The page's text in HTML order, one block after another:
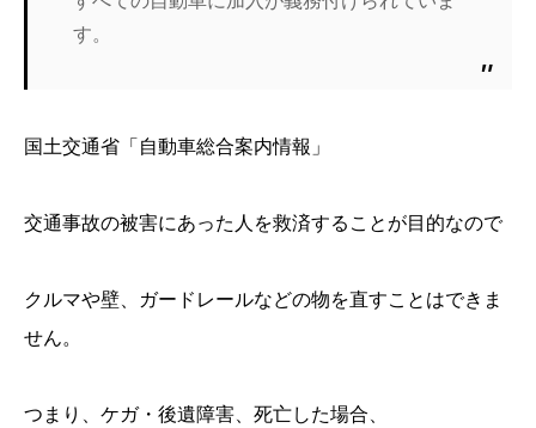
す。
国土交通省「 自動車総合案内情報 」
交通事故の被害にあった人を救済することが目的なので
クルマや壁、ガードレールなどの物を直すことはできま
せん。
つまり、ケガ・後遺障害、死亡した場合、